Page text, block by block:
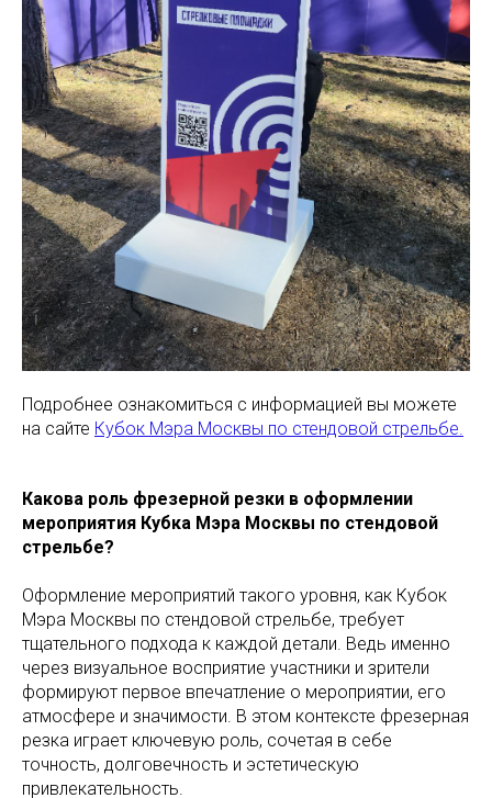
Подробнее ознакомиться с информацией вы можете
на сайте Кубок Мэра Москвы по стендовой стрельбе.
Какова роль фрезерной резки в оформлении
мероприятия Кубка Мэра Москвы по стендовой
стрельбе?
Оформление мероприятий такого уровня, как Кубок
Мэра Москвы по стендовой стрельбе, требует
тщательного подхода к каждой детали. Ведь именно
через визуальное восприятие участники и зрители
формируют первое впечатление о мероприятии, его
атмосфере и значимости. В этом контексте фрезерная
резка играет ключевую роль, сочетая в себе
точность, долговечность и эстетическую
привлекательность.